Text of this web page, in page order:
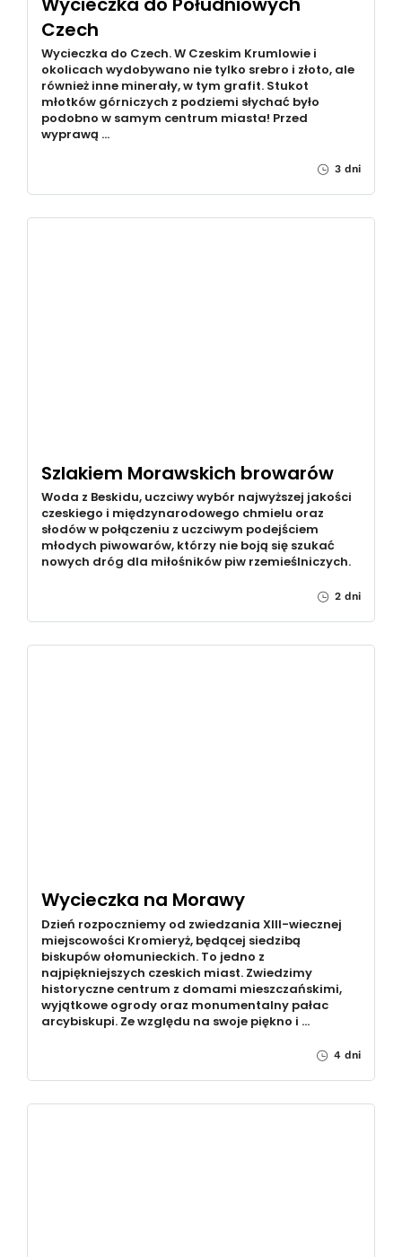
Czech
Wycieczka do Czech. W Czeskim Krumlowie i
okolicach wydobywano nie tylko srebro i złoto, ale
również inne minerały, w tym grafit. Stukot
młotków górniczych z podziemi słychać było
podobno w samym centrum miasta! Przed
wyprawą …
3 dni
Szlakiem Morawskich browarów
Woda z Beskidu, uczciwy wybór najwyższej jakości
czeskiego i międzynarodowego chmielu oraz
słodów w połączeniu z uczciwym podejściem
młodych piwowarów, którzy nie boją się szukać
nowych dróg dla miłośników piw rzemieślniczych.
2 dni
Wycieczka na Morawy
Dzień rozpoczniemy od zwiedzania XIII-wiecznej
miejscowości Kromieryż, będącej siedzibą
biskupów ołomunieckich. To jedno z
najpiękniejszych czeskich miast. Zwiedzimy
historyczne centrum z domami mieszczańskimi,
wyjątkowe ogrody oraz monumentalny pałac
arcybiskupi. Ze względu na swoje piękno i …
4 dni